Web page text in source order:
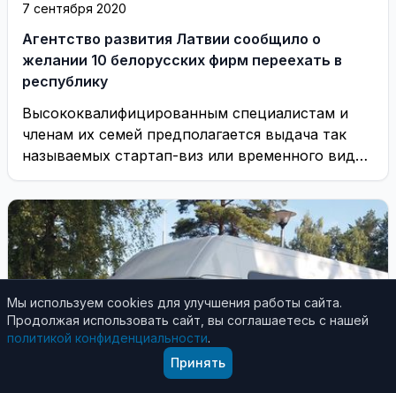
7 сентября 2020
Агентство развития Латвии сообщило о
желании 10 белорусских фирм переехать в
республику
Высококвалифицированным специалистам и
членам их семей предполагается выдача так
называемых стартап-виз или временного вида
на жительство
Мы используем cookies для улучшения работы сайта.
Продолжая использовать сайт, вы соглашаетесь с нашей
политикой конфиденциальности.
Принять